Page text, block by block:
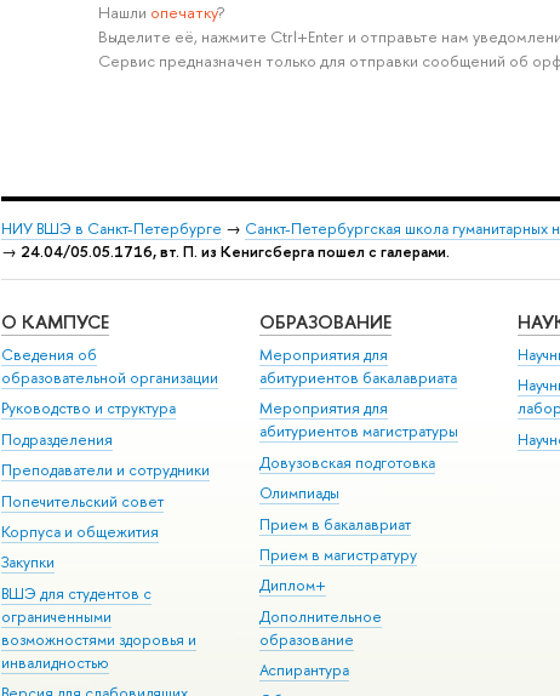
Нашли опечатку?
Выделите её, нажмите Ctrl+Enter и отправьте нам
Сервис предназначен только для отправки сообщений об
НИУ ВШЭ в Санкт-Петербурге → Санкт-Петербургская школа гуманитарных
→ 24.04/05.05.1716, вт. П. из Кенигсберга пошел с галерами.
О КАМПУСЕ
Сведения об
образовательной организации
Руководство и структура
Подразделения
Преподаватели и сотрудники
Попечительский совет
Корпуса и общежития
Закупки
ВШЭ для студентов с
ограниченными
возможностями здоровья и
инвалидностью
ОБРАЗОВАНИЕ
Мероприятия для
абитуриентов бакалавриата
Мероприятия для
абитуриентов магистратуры
Довузовская подготовка
Олимпиады
Прием в бакалавриат
Прием в магистратуру
Диплом+
Дополнительное
образование
Аспирантура